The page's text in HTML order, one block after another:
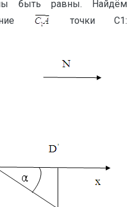
быть равны. Найдём
точки C1: